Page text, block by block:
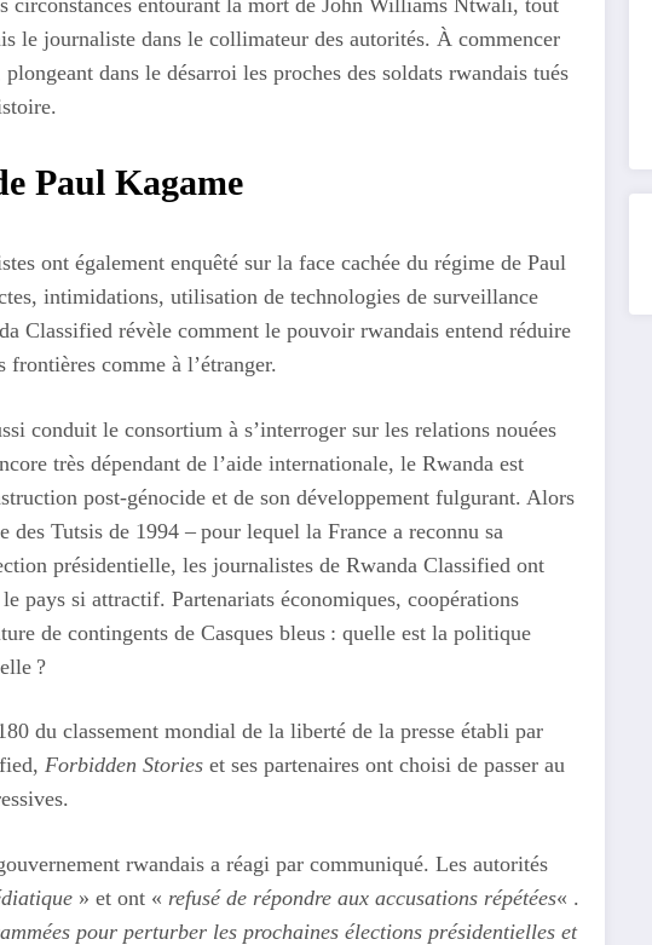
circonstances entourant la mort de John Williams Ntwali, tout
le journaliste dans le collimateur des autorités. À commencer
dans le désarroi les proches des soldats rwandais tués
Paul Kagame
ont également enquêté sur la face cachée du régime de Paul
intimidations, utilisation de technologies de surveillance
Classified révèle comment le pouvoir rwandais entend réduire
comme à l’étranger.
conduit le consortium à s’interroger sur les relations nouées
très dépendant de l’aide internationale, le Rwanda est
post-génocide et de son développement fulgurant. Alors
des Tutsis de 1994 – pour lequel la France a reconnu sa
présidentielle, les journalistes de Rwanda Classified ont
pays si attractif. Partenariats économiques, coopérations
de contingents de Casques bleus : quelle est la politique
?
du classement mondial de la liberté de la presse établi par
Forbidden Stories et ses partenaires ont choisi de passer au
rwandais a réagi par communiqué. Les autorités
» et ont « refusé de répondre aux accusations répétées« .
pour perturber les prochaines élections présidentielles et